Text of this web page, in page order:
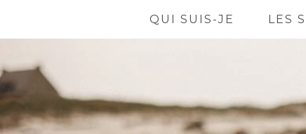
QUI SUIS-JE LES